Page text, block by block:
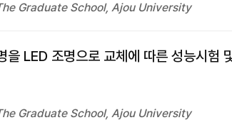
Graduate School, Ajou University
을 LED 조명으로 교체에 따른 성능시험
Graduate School, Ajou University